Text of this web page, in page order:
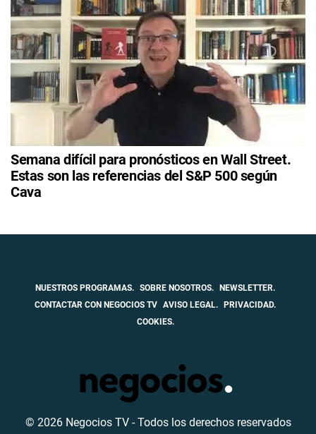
Semana difícil para pronósticos en Wall Street.
Estas son las referencias del S&P 500 según
Cava
NUESTROS PROGRAMAS. SOBRE NOSOTROS. NEWSLETTER.
CONTACTAR CON NEGOCIOS TV AVISO LEGAL. PRIVACIDAD.
COOKIES.
© 2026 Negocios TV - Todos los derechos reservados